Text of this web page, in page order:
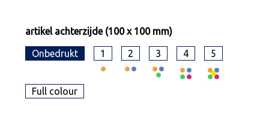
artikel achterzijde (100 x 100 mm)
Onbedrukt 1 2 3 4 5
Full colour